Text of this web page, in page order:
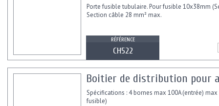
Porte fusible tubulaire. Pour fusible 10x38mm
Section câble 28 mm² max.
RÉFÉRENCE
CH522
Boitier de distribution pour
Spécifications : 4 bornes max 100A (entrée) max
fusible)